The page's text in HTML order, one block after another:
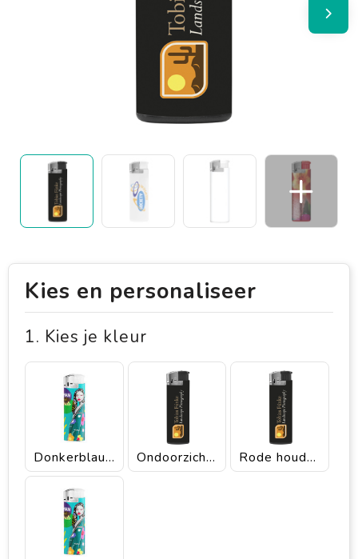
Kies en personaliseer
1. Kies je kleur
Donkerblauwe houder - basis - drukknopje - chroomkap Ondoorzichtige witte houder, witte basis, op. wit drukknopje , chroomkap Rode houder- rode basis - rood drukknopje - chroomkap